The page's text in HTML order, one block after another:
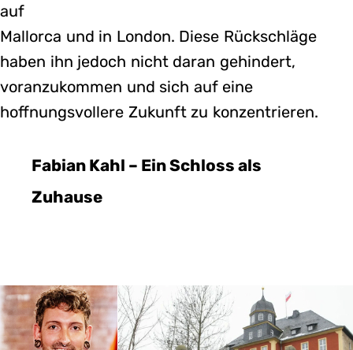
auf
Mallorca und in London. Diese Rückschläge
haben ihn jedoch nicht daran gehindert,
voranzukommen und sich auf eine
hoffnungsvollere Zukunft zu konzentrieren.
Fabian Kahl – Ein Schloss als
Zuhause